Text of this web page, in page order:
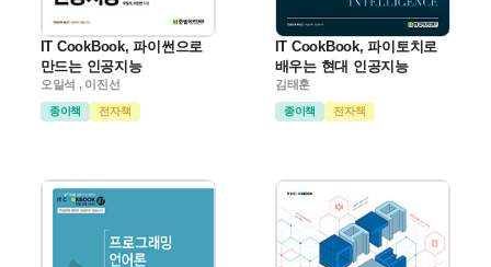
IT CookBook, 파이썬으로
만드는 인공지능
오일석 , 이진선
종이책 전자책
IT CookBook, 파이토치로
배우는 현대 인공지능
김태훈
종이책 전자책